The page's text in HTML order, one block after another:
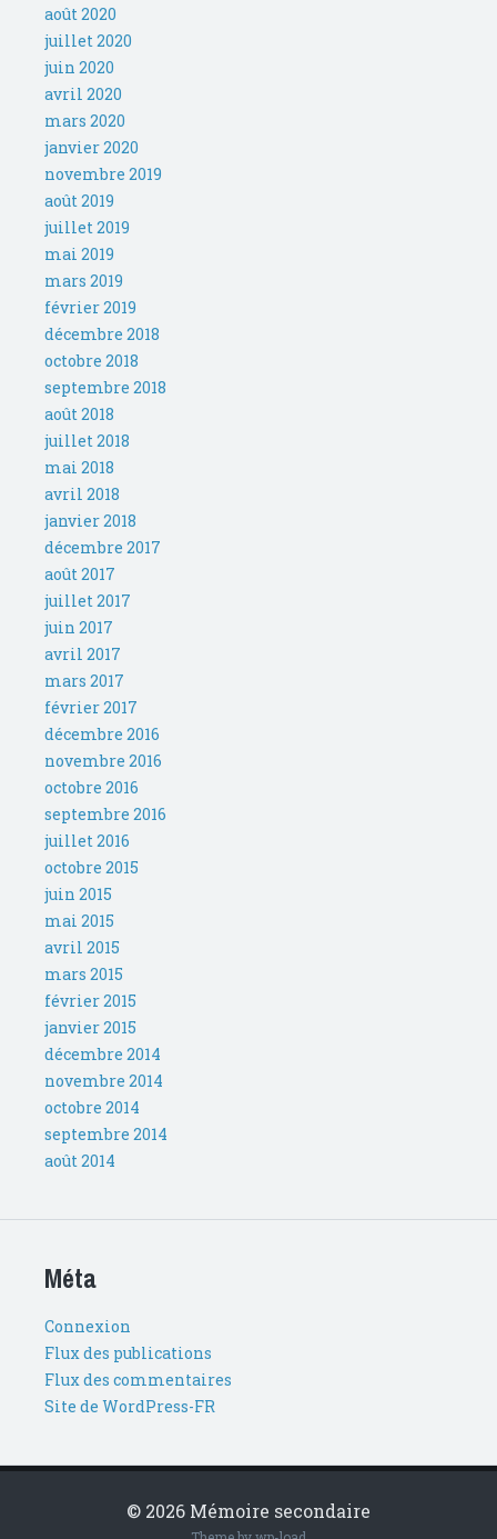
août 2020
juillet 2020
juin 2020
avril 2020
mars 2020
janvier 2020
novembre 2019
août 2019
juillet 2019
mai 2019
mars 2019
février 2019
décembre 2018
octobre 2018
septembre 2018
août 2018
juillet 2018
mai 2018
avril 2018
janvier 2018
décembre 2017
août 2017
juillet 2017
juin 2017
avril 2017
mars 2017
février 2017
décembre 2016
novembre 2016
octobre 2016
septembre 2016
juillet 2016
octobre 2015
juin 2015
mai 2015
avril 2015
mars 2015
février 2015
janvier 2015
décembre 2014
novembre 2014
octobre 2014
septembre 2014
août 2014
Méta
Connexion
Flux des publications
Flux des commentaires
Site de WordPress-FR
© 2026 Mémoire secondaire